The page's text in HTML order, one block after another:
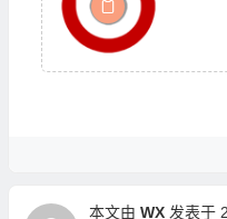
本文由 WX发表于